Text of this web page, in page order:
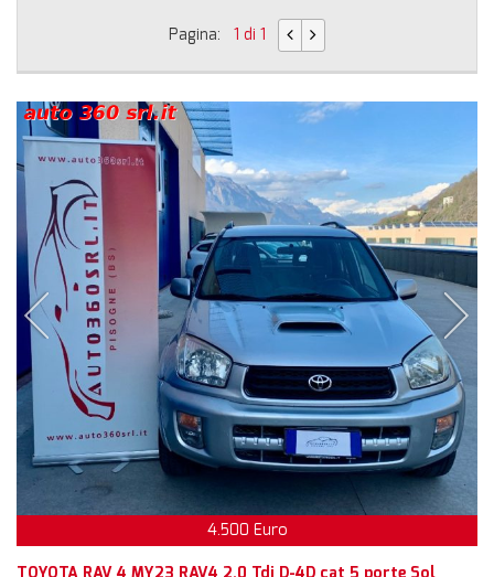
Pagina: 1 di 1
4.500 Euro